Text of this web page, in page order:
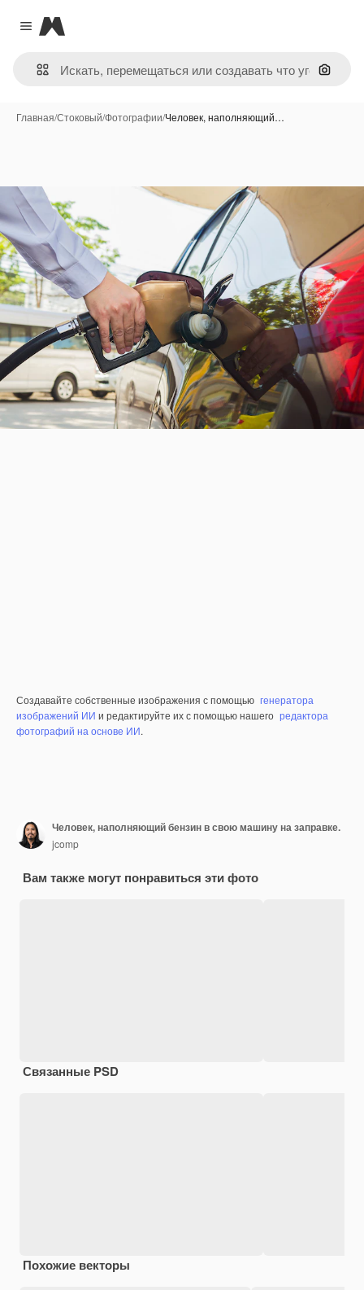
Close menu
Magnific
Поиск
Главная/Стоковый/Фотографии/Человек, наполняющий…
Создавайте собственные изображения с помощью генератора
изображений ИИ и редактируйте их с помощью нашего редактора
фотографий на основе ИИ.
Человек, наполняющий бензин в свою машину на заправке.
jcomp
Вам также могут понравиться эти фото
Связанные PSD
Похожие векторы